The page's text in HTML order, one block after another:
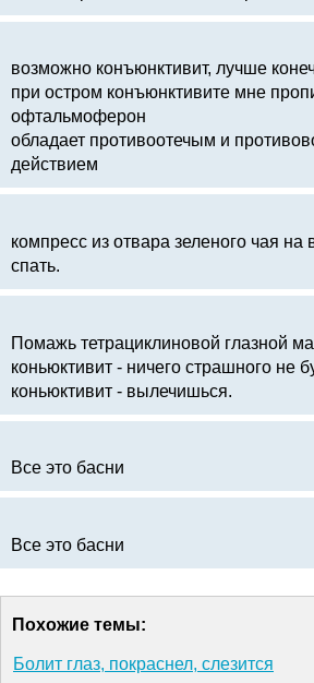
возможно конъюнктивит, лучше
при остром конъюнктивите мне
офтальмоферон
обладает противоотечым и
действием
компресс из отвара зеленого чая на
спать.
Помажь тетрациклиновой глазной
коньюктивит - ничего страшного не
коньюктивит - вылечишься.
Все это басни
Все это басни
Похожие темы:
Болит глаз, покраснел, слезится